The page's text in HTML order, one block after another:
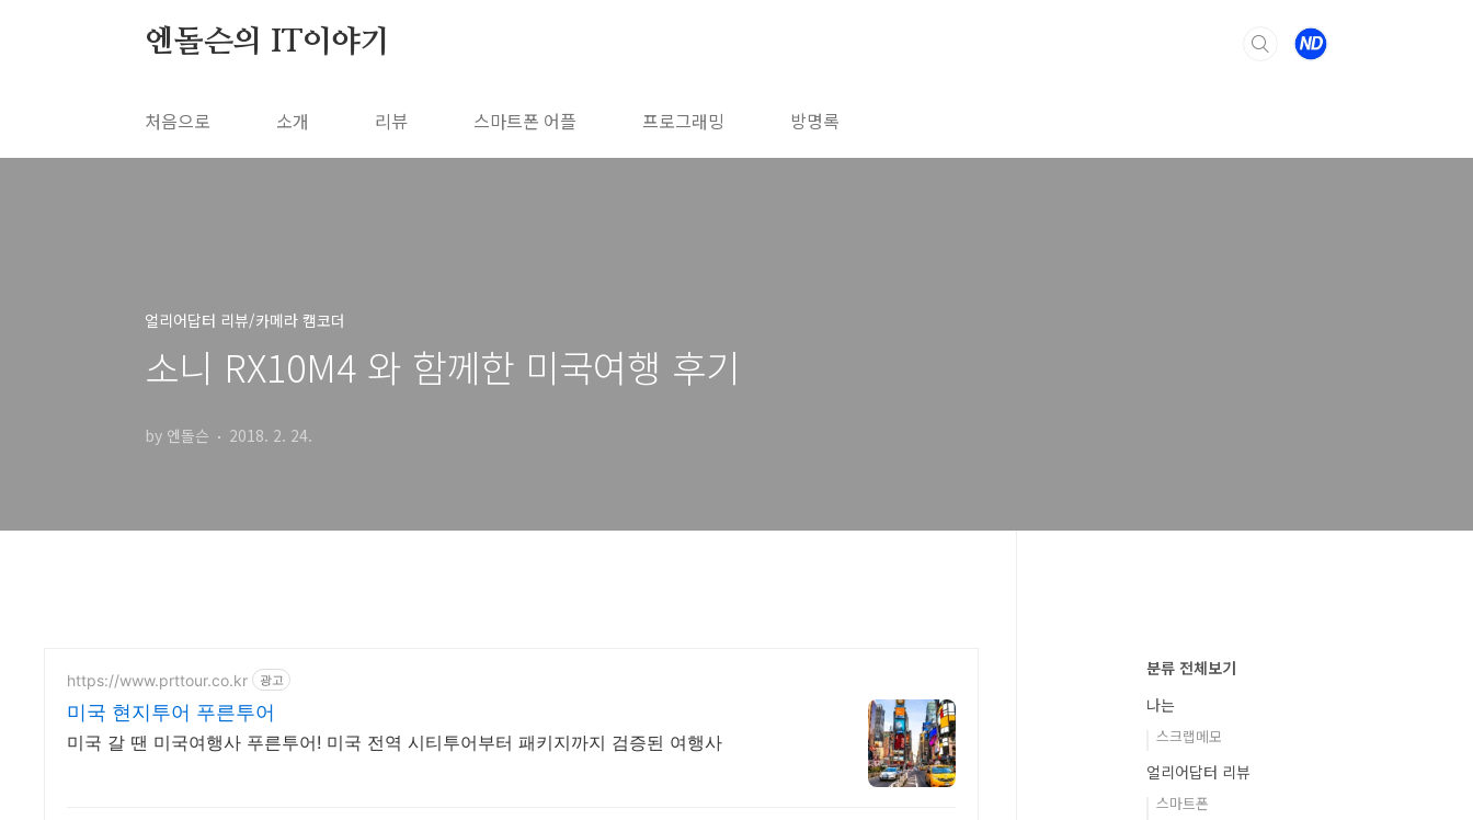
엔돌슨의 IT이야기
처음으로 소개 리뷰 스마트폰 어플 프로그래밍 방명록
얼리어답터 리뷰/카메라 캠코더
소니 RX10M4 와 함께한 미국여행 후기
by 엔돌슨 2018. 2. 24.
https://www.prttour.co.kr 광고
미국 현지투어 푸른투어
미국 갈 땐 미국여행사 푸른투어! 미국 전역 시티투어부터 패키지까지 검증된 여행사
분류 전체보기
나는
스크랩메모
얼리어답터 리뷰
스마트폰